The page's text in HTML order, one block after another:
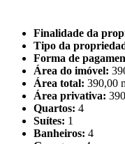
Finalidade da
Tipo da
Forma de
Área do imóvel:
Área total: 390,00
Área privativa:
Quartos: 4
Suítes: 1
Banheiros: 4